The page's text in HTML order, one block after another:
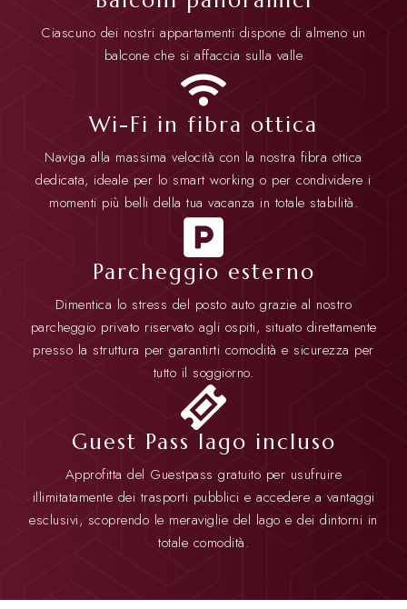
Ciascuno dei nostri appartamenti dispone di almeno un
balcone che si affaccia sulla valle
Wi-Fi in fibra ottica
Naviga alla massima velocità con la nostra fibra ottica
dedicata, ideale per lo smart working o per condividere i
momenti più belli della tua vacanza in totale stabilità.
Parcheggio esterno
Dimentica lo stress del posto auto grazie al nostro
parcheggio privato riservato agli ospiti, situato direttamente
presso la struttura per garantirti comodità e sicurezza per
tutto il soggiorno.
Guest Pass lago incluso
Approfitta del Guestpass gratuito per usufruire
illimitatamente dei trasporti pubblici e accedere a vantaggi
esclusivi, scoprendo le meraviglie del lago e dei dintorni in
totale comodità.